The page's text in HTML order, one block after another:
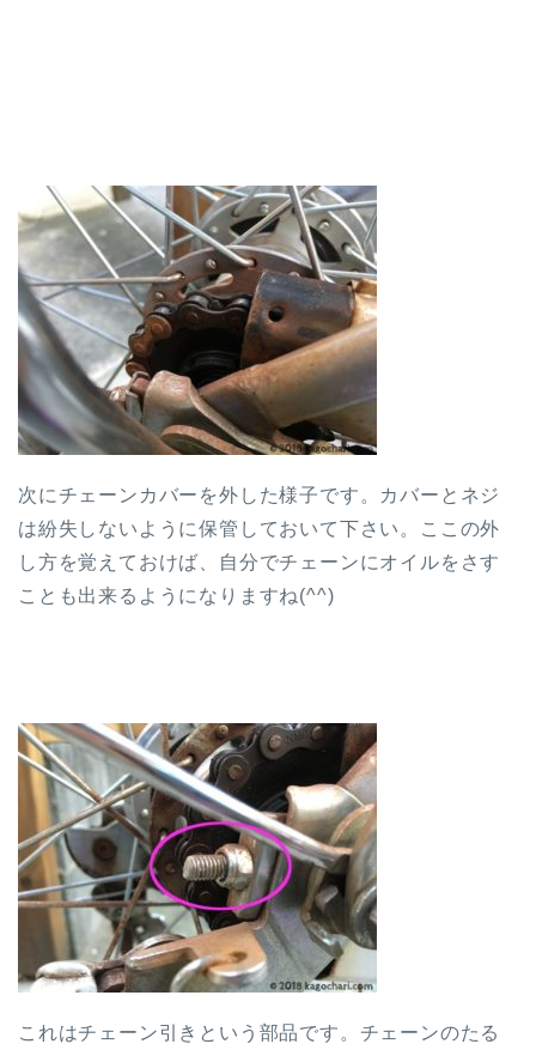
次にチェーンカバーを外した様子です。カバーとネジ
は紛失しないように保管しておいて下さい。ここの外
し方を覚えておけば、自分でチェーンにオイルをさす
ことも出来るようになりますね(^^)
これはチェーン引きという部品です。チェーンのたる